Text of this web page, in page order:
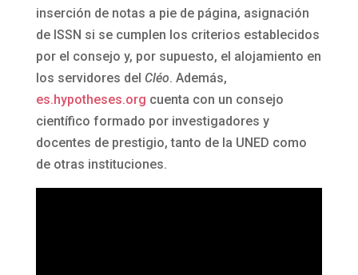
inserción de notas a pie de página, asignación
de ISSN si se cumplen los criterios establecidos
por el consejo y, por supuesto, el alojamiento en
los servidores del Cléo. Además,
es.hypotheses.org cuenta con un consejo
científico formado por investigadores y
docentes de prestigio, tanto de la UNED como
de otras instituciones.